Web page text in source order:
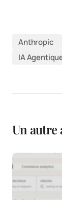
Anthropic
IA
Un autre